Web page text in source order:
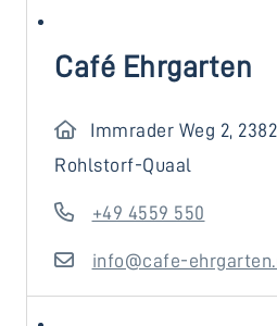
Café Ehrgarten
Immrader Weg 2,
Rohlstorf-Quaal
+49 4559 550
info@cafe-